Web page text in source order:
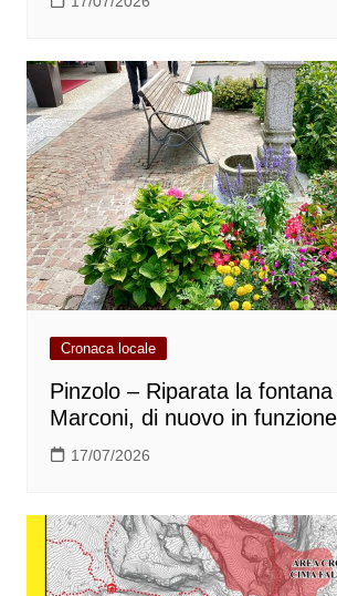
Cronaca locale
Pinzolo – Riparata la
Marconi, di nuovo in funzione
17/07/2026